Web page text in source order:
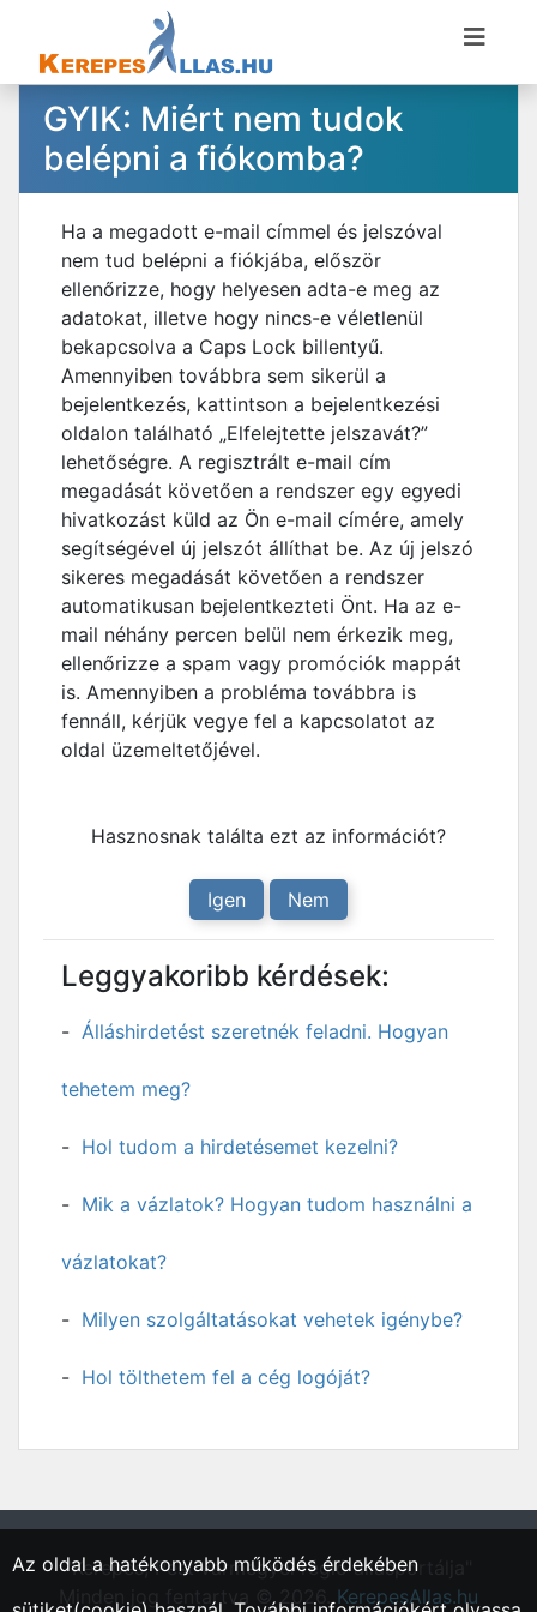
GYIK: Miért nem tudok
belépni a fiókomba?
Ha a megadott e-mail címmel és jelszóval
nem tud belépni a fiókjába, először
ellenőrizze, hogy helyesen adta-e meg az
adatokat, illetve hogy nincs-e véletlenül
bekapcsolva a Caps Lock billentyű.
Amennyiben továbbra sem sikerül a
bejelentkezés, kattintson a bejelentkezési
oldalon található „Elfelejtette jelszavát?”
lehetőségre. A regisztrált e-mail cím
megadását követően a rendszer egy egyedi
hivatkozást küld az Ön e-mail címére, amely
segítségével új jelszót állíthat be. Az új jelszó
sikeres megadását követően a rendszer
automatikusan bejelentkezteti Önt. Ha az e-
mail néhány percen belül nem érkezik meg,
ellenőrizze a spam vagy promóciók mappát
is. Amennyiben a probléma továbbra is
fennáll, kérjük vegye fel a kapcsolatot az
oldal üzemeltetőjével.
Hasznosnak találta ezt az információt?
Igen Nem
Leggyakoribb kérdések:
Álláshirdetést szeretnék feladni. Hogyan
tehetem meg?
Hol tudom a hirdetésemet kezelni?
Mik a vázlatok? Hogyan tudom használni a
vázlatokat?
Milyen szolgáltatásokat vehetek igénybe?
Hol tölthetem fel a cég logóját?
"Kerepes, Pest vármegyei régió állásportálja"
Minden jog fentartva © 2026.KerepesAllas.hu
Az oldal a hatékonyabb működés érdekében